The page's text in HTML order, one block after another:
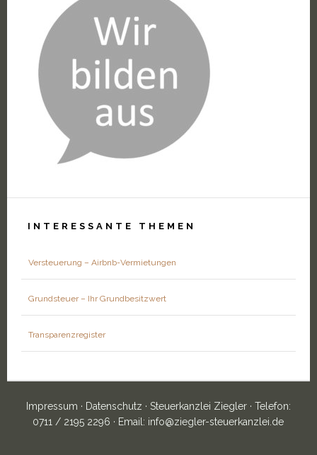
INTERESSANTE THEMEN
Versteuerung – Airbnb-Vermietungen
Grundsteuer – Ihr Grundbesitzwert
Transparenzregister
Impressum · Datenschutz · Steuerkanzlei Ziegler · Telefon:
0711 / 2195 2296 · Email: info@ziegler-steuerkanzlei.de